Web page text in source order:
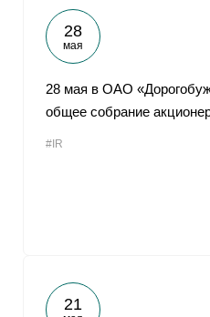
28
мая
28 мая в ОАО
общее собрание
#IR
21